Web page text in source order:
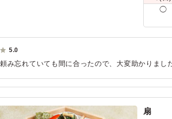
◯
5.0
頼み忘れていても間に合ったので、大変助かりま
扇